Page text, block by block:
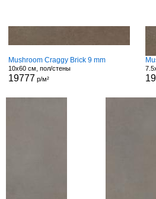
Mushroom Craggy Brick 9 mm
10x60 см, пол/стены
19777 р/м²